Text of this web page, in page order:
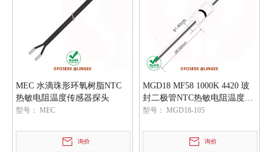
MEC 水滴珠形环氧树脂NTC
热敏电阻温度传感器探头
型号： MEC
询价
MGD18 MF58 1000K 4420 玻
封二极管NTC热敏电阻温度传
感器元件
型号： MGD18-105
询价